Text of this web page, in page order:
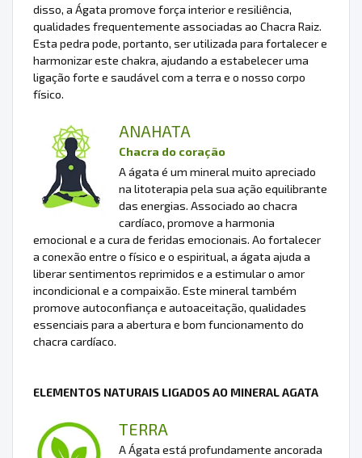
disso, a Ágata promove força interior e resiliência,
qualidades frequentemente associadas ao Chacra Raiz.
Esta pedra pode, portanto, ser utilizada para fortalecer e
harmonizar este chakra, ajudando a estabelecer uma
ligação forte e saudável com a terra e o nosso corpo
físico.
ANAHATA
Chacra do coração
A ágata é um mineral muito apreciado
na litoterapia pela sua ação equilibrante
das energias. Associado ao chacra
cardíaco, promove a harmonia
emocional e a cura de feridas emocionais. Ao fortalecer
a conexão entre o físico e o espiritual, a ágata ajuda a
liberar sentimentos reprimidos e a estimular o amor
incondicional e a compaixão. Este mineral também
promove autoconfiança e autoaceitação, qualidades
essenciais para a abertura e bom funcionamento do
chacra cardíaco.
ELEMENTOS NATURAIS LIGADOS AO MINERAL AGATA
TERRA
A Ágata está profundamente ancorada